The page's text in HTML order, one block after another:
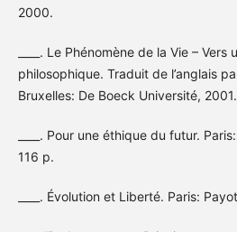
2000.
____. Le Phénomène de la Vie – Vers
philosophique. Traduit de l’anglais
Bruxelles: De Boeck Université, 2001.
____. Pour une éthique du futur.
116 p.
____. Évolution et Liberté. Paris: